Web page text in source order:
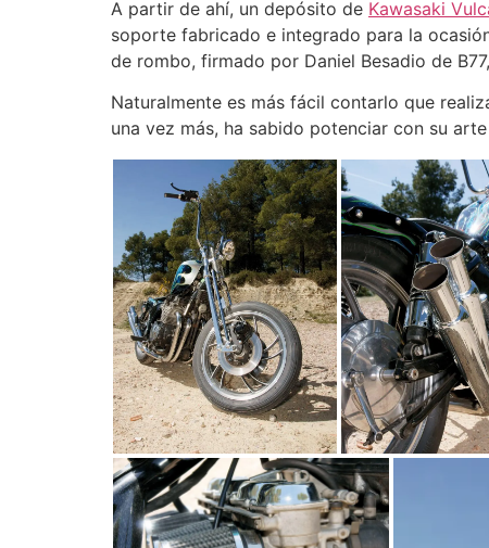
A partir de ahí, un depósito de Kawasaki
soporte fabricado e integrado para la
de rombo, firmado por Daniel Besadio de
Naturalmente es más fácil contarlo que
una vez más, ha sabido potenciar con su